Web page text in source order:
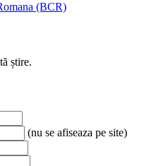
(BCR)
știre.
(nu se afiseaza pe site)